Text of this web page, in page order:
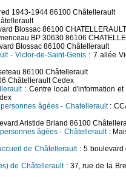
1943-1944 86100 Châtellerault
Blossac 86100 CHATELLERAULT
BP 30630 86106
Blossac 86100 Châtellerault
- Victor-de-Saint-Genis : 7 allée
86100 Châtellerault
Châtellerault Cedex
: Centre local d'information et
âgées - Chatellerault:
Aristide Briand 86100
âgées - Châtellerault:
de Châtellerault: 5 boulevard
de Châtellerault: 37, rue de la